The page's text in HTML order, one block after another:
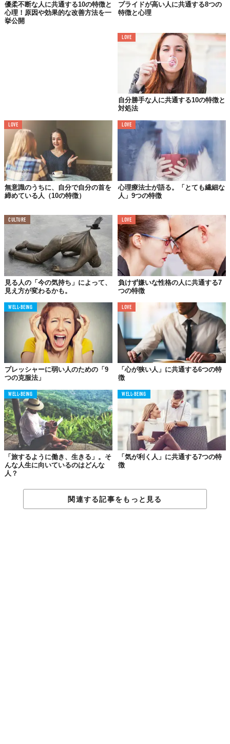
©iStock.com/olegbreslavtsev
人をバカにする人の内面を覗いてみると、「人よりも優位に立ち
たい」「自分の身を守りたい」「かまってほしい」という無意識
下の欲求が強いことが分かりました。もしかすると、しょっちゅ
う人をバカにしている“あの人”にも、実は同じような心理が働い
ているのかもしれません。
では、人をバカにする人の特徴はあるのでしょうか？
もし周りにバカにする人がいるのなら、当てはまっているかどう
かチェックしてみてください。
以下で、人をバカにする人の特徴として代表的なものを4つ紹介し
① 自分に自信がない
意外かもしれませんが、人をバカにする人は自分に自信がないこ
とが多いんです。
自分に自信があるのなら、人をバカにするのではなく、面と向か
って勝負をすればよいですよね。自信がないからこそ、人をバカ
にする態度をとることで逃げてしまっているのです。
口では色々言うけれど、実際には何もしないタイプなどがまさに
この典型といえるでしょう。
② プライドが高い
プライドが高いのも人をバカにする人の特徴といえます。
自尊心の高さゆえに他人の言動を素直に認められずに小バカにし
た態度をとってしまうのです。
このタイプは、自分を認めさせようという気持ちが強く簡単には
意見を曲げないため、周囲と衝突してしまうこともしばしば。自
分を正当化するのに必死になって、他人を否定しようとバカにし
てしまいます。
優柔不断な人に共通する10の特徴と
心理！原因や効果的な改善方法を一
挙公開
プライドが高い人に共通する8つの
特徴と心理
LOVE
自分勝手な人に共通する10の特徴と
対処法
LOVE
無意識のうちに、自分で自分の首を
締めている人（10の特徴）
LOVE
心理療法士が語る。「とても繊細な
人」9つの特徴
CULTURE
見る人の「今の気持ち」によって、
見え方が変わるかも。
LOVE
負けず嫌いな性格の人に共通する7
つの特徴
WELL-BEING
プレッシャーに弱い人のための「9
つの克服法」
LOVE
「心が狭い人」に共通する6つの特
徴
WELL-BEING
「旅するように働き、生きる」。そ
んな人生に向いているのはどんな
人？
WELL-BEING
「気が利く人」に共通する7つの特
徴
関連する記事をもっと見る